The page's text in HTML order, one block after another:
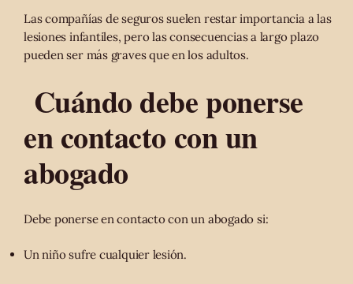
Las compañías de seguros suelen restar importancia a las
lesiones infantiles, pero las consecuencias a largo plazo
pueden ser más graves que en los adultos.
Cuándo debe ponerse
en contacto con un
abogado
Debe ponerse en contacto con un abogado si:
Un niño sufre cualquier lesión.